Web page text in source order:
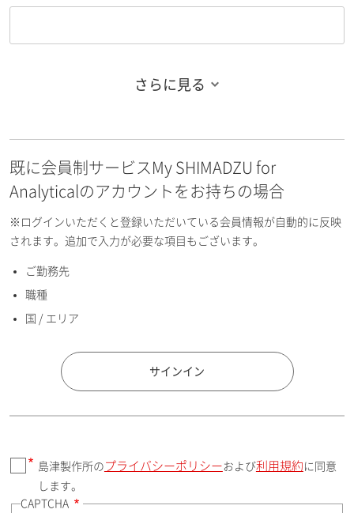
お名前フリガナ（名）
E-mailアドレス（半角英数）
国 / エリア
郵便番号（勤務先）
さらに見る
既に会員制サービスMy SHIMADZU for
Analyticalのアカウントをお持ちの場合
※ログインいただくと登録いただいている会員情報が自動的に反映
されます。追加で入力が必要な項目もございます。
ご勤務先
職種
国 / エリア
サインイン
島津製作所の プライバシーポリシー および利用規約 に同意
します。
CAPTCHA